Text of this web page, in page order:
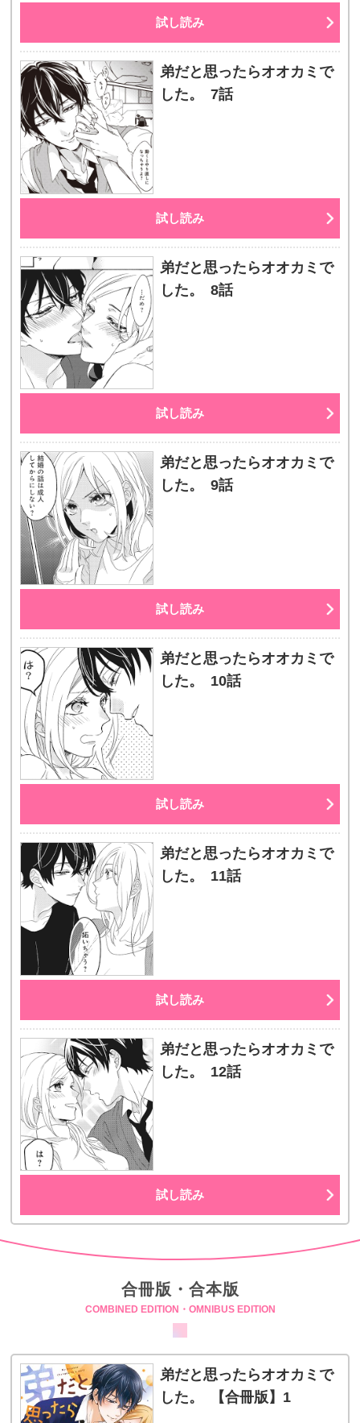
試し読み
弟だと思ったらオオカミで
した。 7話
試し読み
弟だと思ったらオオカミで
した。 8話
試し読み
弟だと思ったらオオカミで
した。 9話
試し読み
弟だと思ったらオオカミで
した。 10話
試し読み
弟だと思ったらオオカミで
した。 11話
試し読み
弟だと思ったらオオカミで
した。 12話
試し読み
合冊版・合本版
COMBINED EDITION・OMNIBUS EDITION
弟だと思ったらオオカミで
した。 【合冊版】1